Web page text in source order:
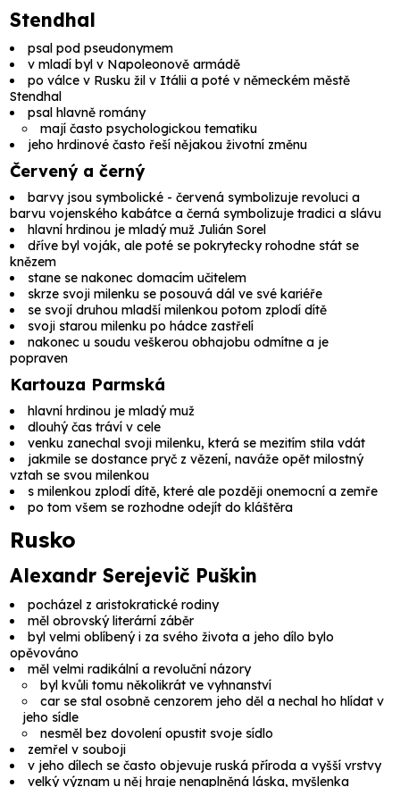
Stendhal
psal pod pseudonymem
v mladí byl v Napoleonově armádě
po válce v Rusku žil v Itálii a poté v německém městě
Stendhal
psal hlavně romány
mají často psychologickou tematiku
jeho hrdinové často řeší nějakou životní změnu
Červený a černý
barvy jsou symbolické - červená symbolizuje revoluci a
barvu vojenského kabátce a černá symbolizuje tradici a slávu
hlavní hrdinou je mladý mužJulián Sorel
dříve byl voják, ale poté se pokrytecky rohodne stát se
knězem
stane se nakonec domacím učitelem
skrze svoji milenku se posouvá dál ve své kariéře
se svojí druhou mladší milenkou potom zplodí dítě
svoji starou milenku po hádce zastřelí
nakonec u soudu veškerou obhajobu odmítne a je
popraven
Kartouza Parmská
hlavní hrdinou je mladý muž
dlouhý čas tráví v cele
venku zanechal svoji milenku, která se mezitím stila vdát
jakmile se dostance pryč z vězení, naváže opět milostný
vztah se svou milenkou
s milenkou zplodí dítě, které ale později onemocní a zemře
po tom všem se rozhodne odejít do kláštěra
Rusko
Alexandr Serejevič Puškin
pocházel z aristokratické rodiny
měl obrovský literární záběr
byl velmi oblíbený i za svého života a jeho dílo bylo
opěvováno
měl velmi radikální a revoluční názory
byl kvůli tomu několikrát ve vyhnanství
car se stal osobně cenzorem jeho děl a nechal ho hlídat v
jeho sídle
nesměl bez dovolení opustit svoje sídlo
zemřel v souboji
v jeho dílech se často objevuje ruská příroda a vyšší vrstvy
velký význam u něj hraje nenaplněná láska, myšlenka